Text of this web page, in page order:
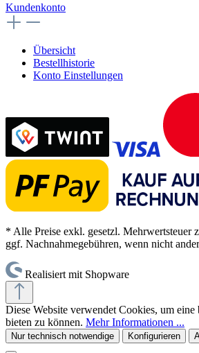
Kundenkonto
Übersicht
Bestellhistorie
Konto Einstellungen
* Alle Preise exkl. gesetzl. Mehrwertsteuer
ggf. Nachnahmegebühren, wenn nicht
Realisiert mit Shopware
Diese Website verwendet Cookies, um
bieten zu können. Mehr Informationen ...
Nur technisch notwendige Konfigurieren